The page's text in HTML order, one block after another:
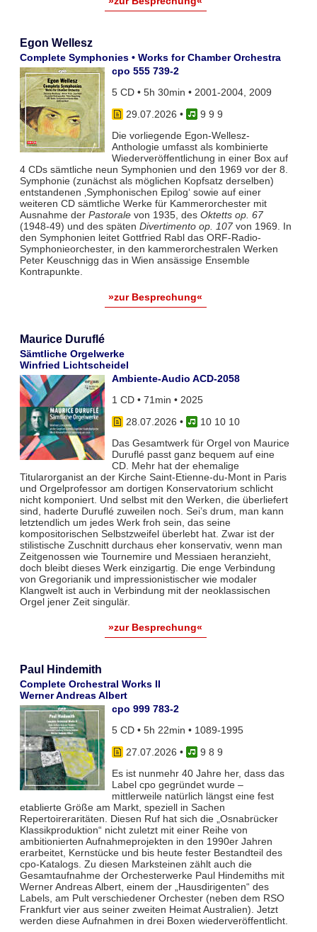
Egon Wellesz
Complete Symphonies • Works for Chamber Orchestra
cpo 555 739-2
5 CD • 5h 30min • 2001-2004, 2009
29.07.2026 •
9 9 9
Die vorliegende Egon-Wellesz-
Anthologie umfasst als kombinierte
Wiederveröffentlichung in einer Box auf
4 CDs sämtliche neun Symphonien und den 1969 vor der 8.
Symphonie (zunächst als möglichen Kopfsatz derselben)
entstandenen ‚Symphonischen Epilog‘ sowie auf einer
weiteren CD sämtliche Werke für Kammerorchester mit
Ausnahme der Pastoralevon 1935, des Oktetts op. 67
(1948-49) und des späten Divertimento op. 107von 1969. In
den Symphonien leitet Gottfried Rabl das ORF-Radio-
Symphonieorchester, in den kammerorchestralen Werken
Peter Keuschnigg das in Wien ansässige Ensemble
Kontrapunkte.
»zur Besprechung«
Maurice Duruflé
Sämtliche Orgelwerke
Winfried Lichtscheidel
Ambiente-Audio ACD-2058
1 CD • 71min • 2025
28.07.2026 •
10 10 10
Das Gesamtwerk für Orgel von Maurice
Duruflé passt ganz bequem auf eine
CD. Mehr hat der ehemalige
Titularorganist an der Kirche Saint-Etienne-du-Mont in Paris
und Orgelprofessor am dortigen Konservatorium schlicht
nicht komponiert. Und selbst mit den Werken, die überliefert
sind, haderte Duruflé zuweilen noch. Sei’s drum, man kann
letztendlich um jedes Werk froh sein, das seine
kompositorischen Selbstzweifel überlebt hat. Zwar ist der
stilistische Zuschnitt durchaus eher konservativ, wenn man
Zeitgenossen wie Tournemire und Messiaen heranzieht,
doch bleibt dieses Werk einzigartig. Die enge Verbindung
von Gregorianik und impressionistischer wie modaler
Klangwelt ist auch in Verbindung mit der neoklassischen
Orgel jener Zeit singulär.
»zur Besprechung«
Paul Hindemith
Complete Orchestral Works II
Werner Andreas Albert
cpo 999 783-2
5 CD • 5h 22min • 1089-1995
27.07.2026 •
9 8 9
Es ist nunmehr 40 Jahre her, dass das
Label cpo gegründet wurde –
mittlerweile natürlich längst eine fest
etablierte Größe am Markt, speziell in Sachen
Repertoireraritäten. Diesen Ruf hat sich die „Osnabrücker
Klassikproduktion“ nicht zuletzt mit einer Reihe von
ambitionierten Aufnahmeprojekten in den 1990er Jahren
erarbeitet, Kernstücke und bis heute fester Bestandteil des
cpo-Katalogs. Zu diesen Marksteinen zählt auch die
Gesamtaufnahme der Orchesterwerke Paul Hindemiths mit
Werner Andreas Albert, einem der „Hausdirigenten“ des
Labels, am Pult verschiedener Orchester (neben dem RSO
Frankfurt vier aus seiner zweiten Heimat Australien). Jetzt
werden diese Aufnahmen in drei Boxen wiederveröffentlicht.